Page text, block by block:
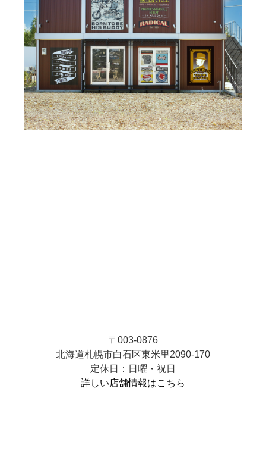
〒003-0876
北海道札幌市白石区東米里2090-170
定休日：日曜・祝日
詳しい店舗情報はこちら